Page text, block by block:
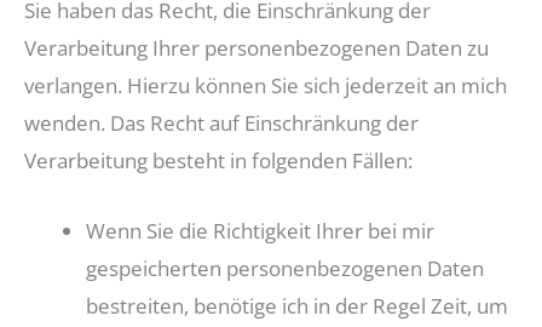
Sie haben das Recht, die Einschränkung der
Verarbeitung Ihrer personenbezogenen Daten zu
verlangen. Hierzu können Sie sich jederzeit an mich
wenden. Das Recht auf Einschränkung der
Verarbeitung besteht in folgenden Fällen:
Wenn Sie die Richtigkeit Ihrer bei mir
gespeicherten personenbezogenen Daten
bestreiten, benötige ich in der Regel Zeit, um